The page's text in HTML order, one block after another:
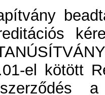
el kötött